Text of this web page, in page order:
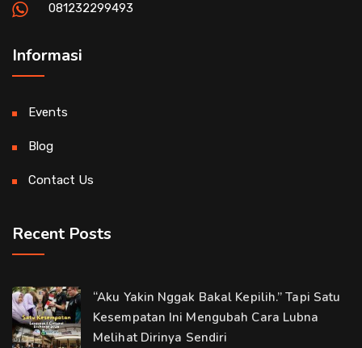
081232299493
Informasi
Events
Blog
Contact Us
Recent Posts
“Aku Yakin Nggak Bakal Kepilih.” Tapi Satu
Kesempatan Ini Mengubah Cara Lubna
Melihat Dirinya Sendiri